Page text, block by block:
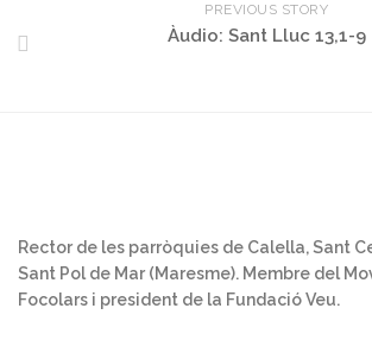
PREVIOUS STORY
Àudio: Sant Lluc 13,1-9
Rector de les parròquies de Calella, Sant
Sant Pol de Mar (Maresme). Membre del
Focolars i president de la Fundació Veu.